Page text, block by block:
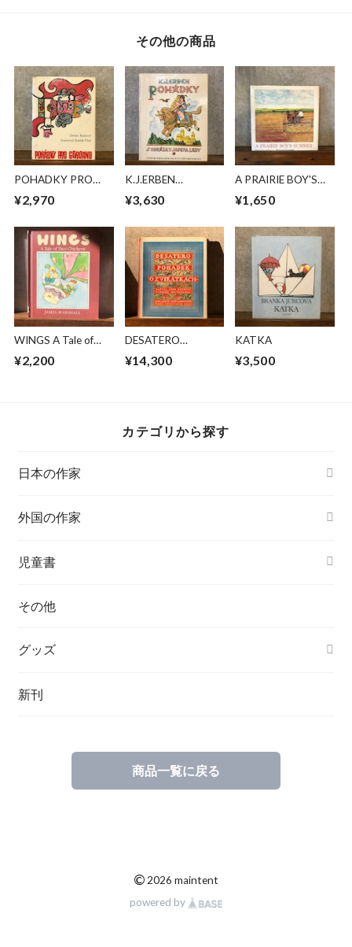
その他の商品
POHADKY PRO
¥2,970
K.J.ERBEN
¥3,630
A PRAIRIE BOY'S
¥1,650
WINGS A Tale of
¥2,200
DESATERO
ZVIRATKACH
¥14,300
KATKA
¥3,500
カテゴリから探す
日本の作家
外国の作家
チェコ
ハンガリー
その他
ポーランド
児童書
その他
グッズ
新刊
商品一覧に戻る
© 2026 maintent
powered by